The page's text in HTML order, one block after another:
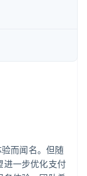
而闻名。但随
进一步优化支付